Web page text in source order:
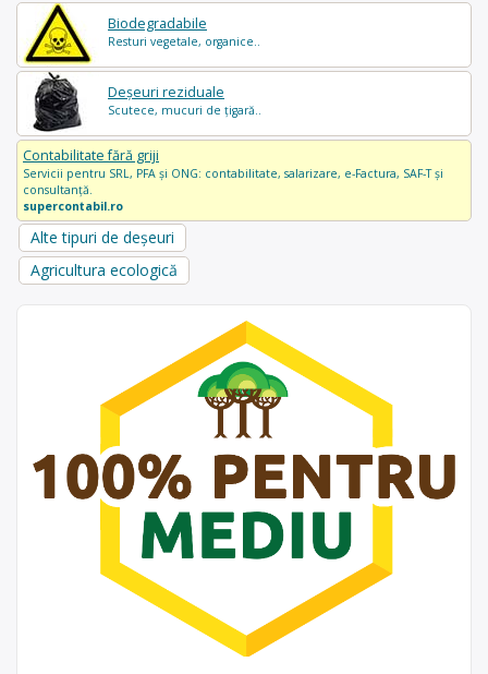
Biodegradabile
Resturi vegetale, organice..
Deșeuri reziduale
Scutece, mucuri de țigară..
Contabilitate fără griji
Servicii pentru SRL, PFA și ONG: contabilitate, salarizare, e-Factura, SAF-T și
consultanță.
supercontabil.ro
Alte tipuri de deșeuri
Agricultura ecologică